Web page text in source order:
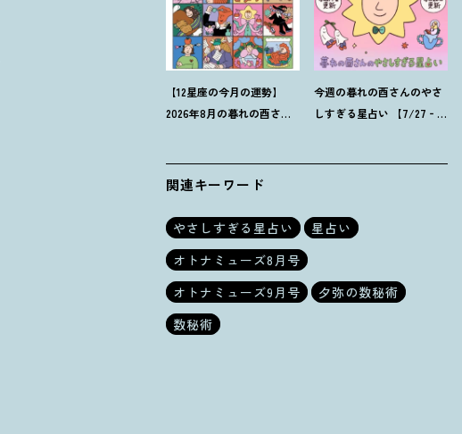
【12星座の今月の運勢】
2026年8月の暮れの酉さん
今週の暮れの酉さんのやさ
しすぎる星占い 【7/27‐
関連キーワード
やさしすぎる星占い
星占い
オトナミューズ8月号
オトナミューズ9月号
夕弥の数秘術
数秘術